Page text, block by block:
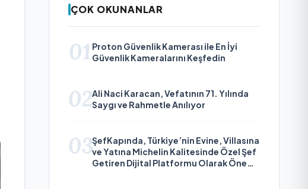
ÇOK OKUNANLAR
01 Proton Güvenlik Kamerası ile En İyi
Güvenlik Kameralarını Keşfedin
02Ali Naci Karacan, Vefatının 71. Yılında
Saygı ve Rahmetle Anılıyor
03ŞefKapında, Türkiye’nin Evine, Villasına
ve Yatına Michelin Kalitesinde Özel Şef
Getiren Dijital Platformu Olarak Öne